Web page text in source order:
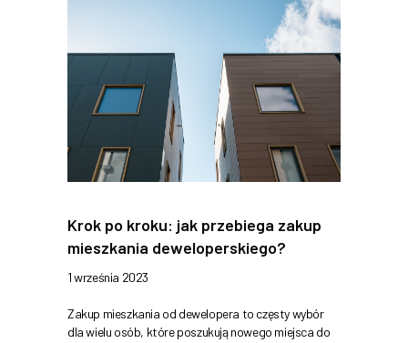
Krok po kroku: jak przebiega zakup
mieszkania deweloperskiego?
1 września 2023
Zakup mieszkania od dewelopera to częsty wybór
dla wielu osób, które poszukują nowego miejsca do